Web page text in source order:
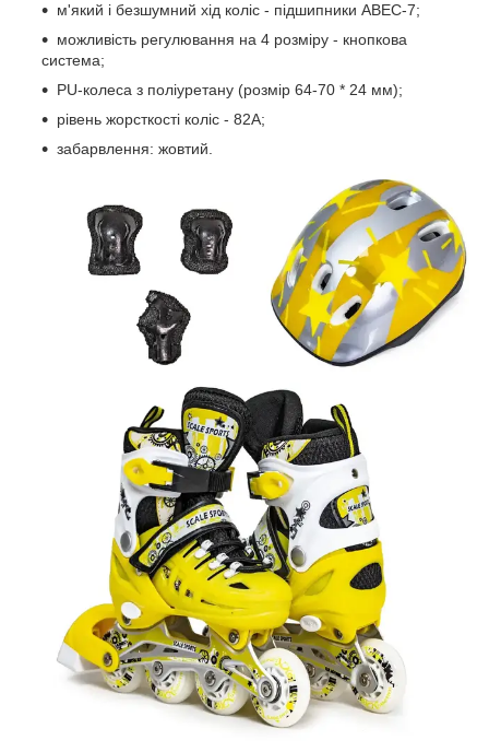
м'який і безшумний хід коліс - підшипники ABEC-7;
можливість регулювання на 4 розміру - кнопкова
система;
РU-колеса з поліуретану (розмір 64-70 * 24 мм);
рівень жорсткості коліс - 82А;
забарвлення: жовтий.